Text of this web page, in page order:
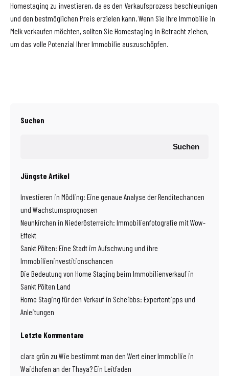
Homestaging zu investieren, da es den Verkaufsprozess beschleunigen
und den bestmöglichen Preis erzielen kann. Wenn Sie Ihre Immobilie in
Melk verkaufen möchten, sollten Sie Homestaging in Betracht ziehen,
um das volle Potenzial Ihrer Immobilie auszuschöpfen.
Suchen
Suchen
Jüngste Artikel
Investieren in Mödling: Eine genaue Analyse der Renditechancen
und Wachstumsprognosen
Neunkirchen in Niederösterreich: Immobilienfotografie mit Wow-
Effekt
Sankt Pölten: Eine Stadt im Aufschwung und ihre
Immobilieninvestitionschancen
Die Bedeutung von Home Staging beim Immobilienverkauf in
Sankt Pölten Land
Home Staging für den Verkauf in Scheibbs: Expertentipps und
Anleitungen
Letzte Kommentare
clara grün zu Wie bestimmt man den Wert einer Immobilie in
Waidhofen an der Thaya? Ein Leitfaden